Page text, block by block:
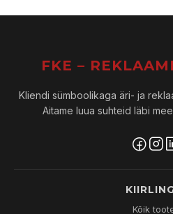
FKE –
Kliendi sümboolikaga äri- ja
Aitame luua suhteid läbi
Kõik